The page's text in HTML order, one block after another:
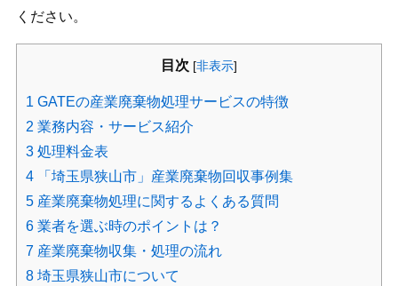
ください。
目次 [非表示]
1 GATEの産業廃棄物処理サービスの特徴
2 業務内容・サービス紹介
3 処理料金表
4 「埼玉県狭山市」産業廃棄物回収事例集
5 産業廃棄物処理に関するよくある質問
6 業者を選ぶ時のポイントは？
7 産業廃棄物収集・処理の流れ
8 埼玉県狭山市について